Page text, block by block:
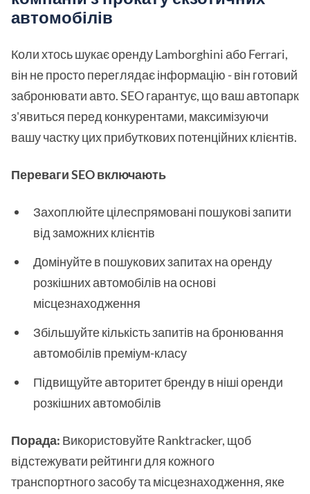
автомобілів
Коли хтось шукає оренду Lamborghini або Ferrari,
він не просто переглядає інформацію - він готовий
забронювати авто. SEO гарантує, що ваш автопарк
з'явиться перед конкурентами, максимізуючи
вашу частку цих прибуткових потенційних клієнтів.
Переваги SEO включають
Захоплюйте цілеспрямовані пошукові запити
від заможних клієнтів
Домінуйте в пошукових запитах на оренду
розкішних автомобілів на основі
місцезнаходження
Збільшуйте кількість запитів на бронювання
автомобілів преміум-класу
Підвищуйте авторитет бренду в ніші оренди
розкішних автомобілів
Порада: Використовуйте Ranktracker, щоб
відстежувати рейтинги для кожного
транспортного засобу та місцезнаходження, яке